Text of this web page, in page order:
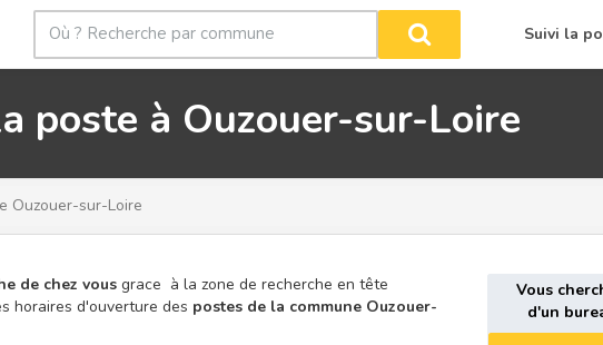
Suivi la
poste à Ouzouer-sur-Loire
Ouzouer-sur-Loire
de chez vous grace à la zone de recherche en tête
horaires d'ouverture des postes de la commune Ouzouer-
Vous
d'un